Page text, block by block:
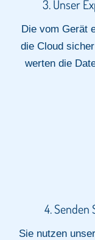
3. Unser
Die vom Gerät
die Cloud
werten die
4. Senden
Sie nutzen